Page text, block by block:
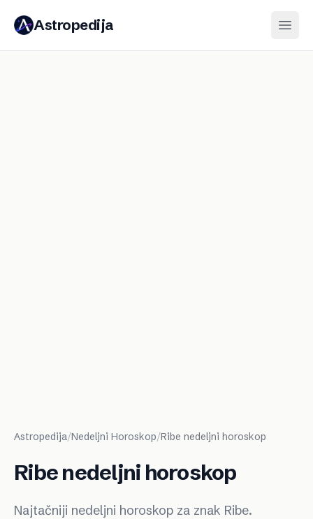
Astropedija
Astropedija/Nedeljni Horoskop/Ribe nedeljni horoskop
Ribe nedeljni horoskop
Najtačniji nedeljni horoskop za znak Ribe.